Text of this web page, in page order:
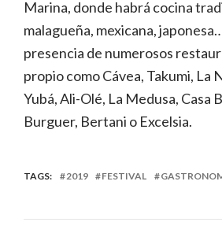
Marina, donde habrá cocina
malagueña, mexicana,
presencia de numerosos
propio como Cávea, Takumi, La
Yubá, Ali-Olé, La Medusa, Casa
Burguer, Bertani o Excelsia.
TAGS: 2019 FESTIVAL